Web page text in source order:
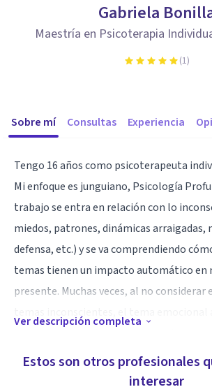
Gabriela
Maestría en Psicoterapia
(1)
Sobre mí Consultas Experiencia
Tengo 16 años como psicoterapeuta
Mi enfoque es junguiano, Psicología
trabajo se entra en relación con lo
miedos, patrones, dinámicas arraigadas,
defensa, etc.) y se va comprendiendo
temas tienen un impacto automático en
presente. Muchas veces, al no
atrapada o estancada en el mismo lugar.
Ver descripción completa
Estos son otros profesionales
interesar